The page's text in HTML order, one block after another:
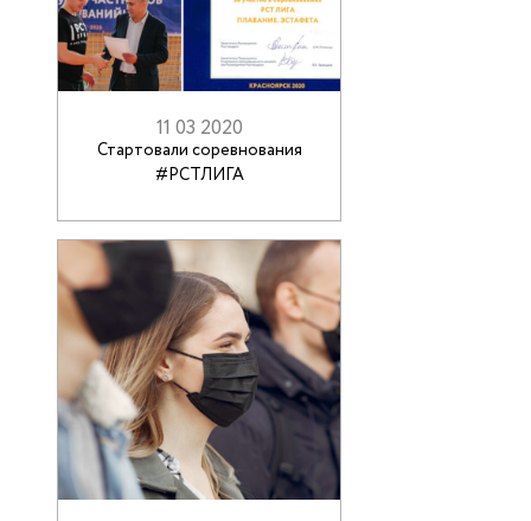
11 03 2020
Стартовали соревнования
#РСТЛИГА